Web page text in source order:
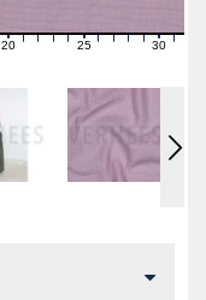
21222324 26272829 31